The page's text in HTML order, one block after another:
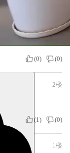
3楼
(0) (0)
2楼
(1 ) (0)
1楼